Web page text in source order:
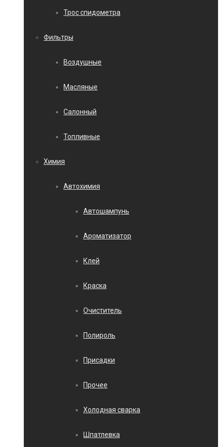
Трос спидометра
Фильтры
Воздушные
Масляные
Салонный
Топливные
Химия
Автохимия
Автошампунь
Ароматизатор
Клей
Краска
Очиститель
Полироль
Присадки
Прочее
Холодная сварка
Шпатлевка